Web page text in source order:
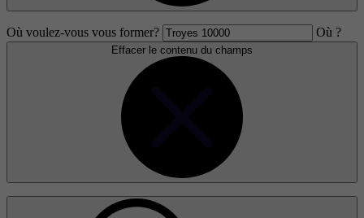
Où voulez-vous vous former? Où ?
Effacer le contenu du champs